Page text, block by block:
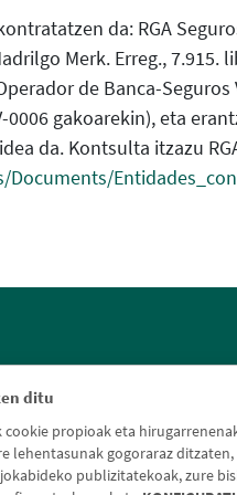
ditu
propioak eta
lehentasunak gogoraraz
publizitatekoak, zure
da: RGA
Merk. Erreg.,
de Banca-
0006 gakoarekin), eta
da. Kontsulta itzazu